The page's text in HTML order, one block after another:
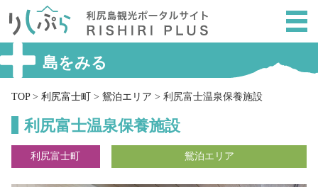
ニ
ュ
ー
を
島をみる
TOP> 利尻富士町 > 鴛泊エリア > 利尻富士温泉保養施設
利尻富士温泉保養施設
利尻富士町 鴛泊エリア